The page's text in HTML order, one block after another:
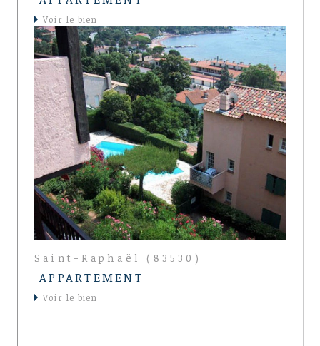
voir le bien
Saint-Raphaël (83530)
APPARTEMENT
voir le bien